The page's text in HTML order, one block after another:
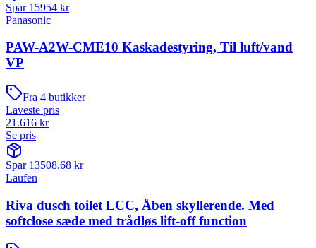
Spar 15954 kr
Panasonic
PAW-A2W-CME10 Kaskadestyring, Til luft/vand
VP
Fra 4 butikker
Laveste pris
21.616 kr
Se pris
Spar 13508.68 kr
Laufen
Riva dusch toilet LCC, Åben skyllerende. Med
softclose sæde med trådløs lift-off function